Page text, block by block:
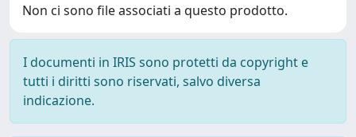
Non ci sono file associati a questo prodotto.
I documenti in IRIS sono protetti da copyright e
tutti i diritti sono riservati, salvo diversa
indicazione.